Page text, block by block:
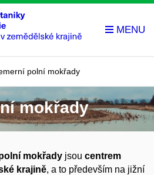
polní mokřady
mokřady
mokřady jsou centrem
krajině, a to především na jižní